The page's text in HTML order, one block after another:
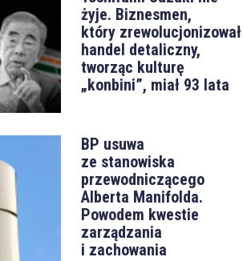
żyje. Biznesmen,
który zrewolucjonizował
handel detaliczny,
tworząc kulturę
„konbini”, miał 93 lata
BP usuwa
ze stanowiska
przewodniczącego
Alberta Manifolda.
Powodem kwestie
zarządzania
i zachowania